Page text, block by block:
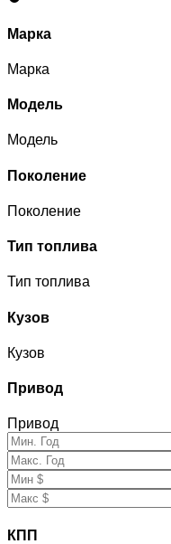
Марка
Марка
Модель
Модель
Поколение
Поколение
Тип топлива
Тип топлива
Кузов
Кузов
Привод
Привод
КПП